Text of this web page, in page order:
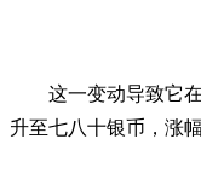
这一变动导致它
升至七八十银币，涨幅